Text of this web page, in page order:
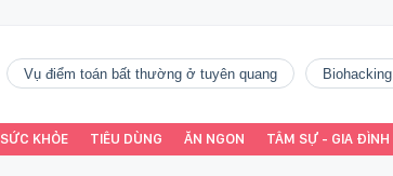
vụ điểm toán bất thường ở tuyên quang Biohacking
SỨC KHỎE TIÊU DÙNG ĂN NGON TÂM SỰ - GIA ĐÌNH